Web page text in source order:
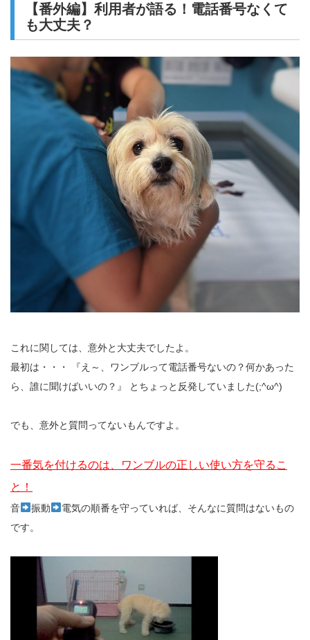
【番外編】利用者が語る！電話番号なくて
も大丈夫？
これに関しては、意外と大丈夫でしたよ。
最初は・・・ 『え～、ワンブルって電話番号ないの？何かあった
ら、誰に聞けばいいの？』 とちょっと反発していました(;^ω^)
でも、意外と質問ってないもんですよ。
一番気を付けるのは、ワンブルの正しい使い方を守るこ
と！
音 振動
電気の順番を守っていれば、そんなに質問はないもの
です。